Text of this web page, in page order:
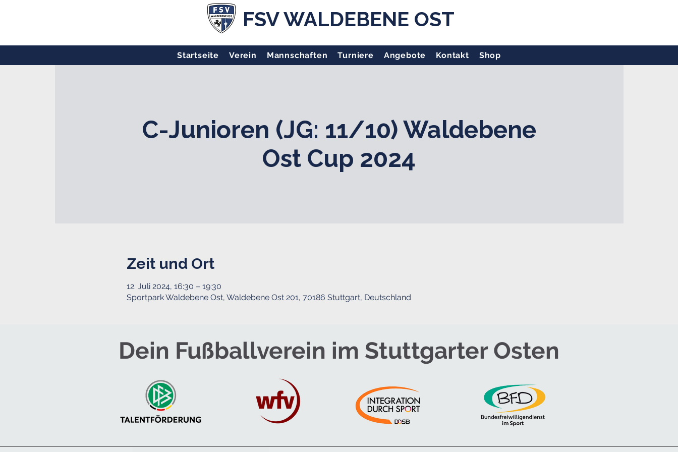
FSV WALDEBENE OST
Startseite Verein Mannschaften Turniere Angebote Kontakt Shop
C-Junioren (JG: 11/10) Waldebene
Ost Cup 2024
Zeit und Ort
12. Juli 2024, 16:30 – 19:30
Sportpark Waldebene Ost, Waldebene Ost 201, 70186 Stuttgart, Deutschland
Dein Fußballverein im Stuttgarter Osten